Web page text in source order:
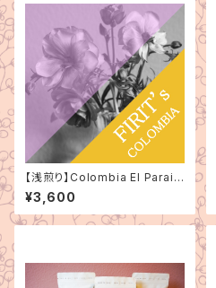
【浅煎り】Colombia El Parais
o Double Anaerobic Litchi
（コロンビア エルパライソ ダ
ブルアナエロビック ライチ）15
¥3,600